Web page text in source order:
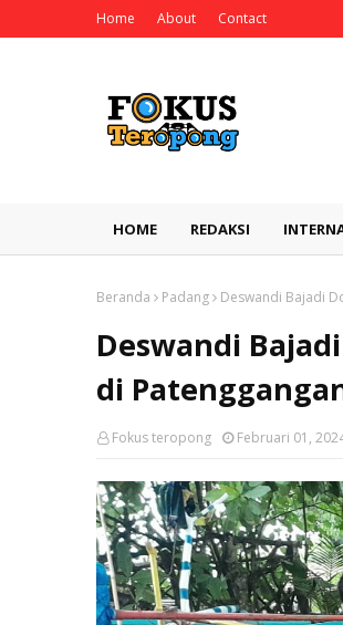
Home About Contact
HOME REDAKSI
Beranda Padang Deswandi Bajadi
Deswandi
di
Fokus teropong Februari 01,